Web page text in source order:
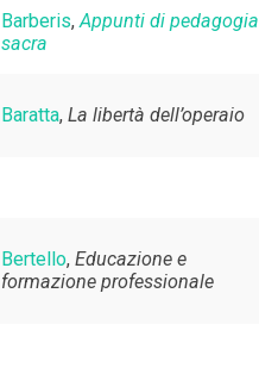
Barberis,Appunti di pedagogia
sacra
Baratta,La libertà dell’operaio
Bertello,Educazione e
formazione professionale